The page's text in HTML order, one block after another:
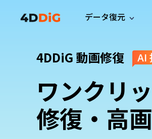
データ復元
Windows データ復元
プロ版 無料版
Mac データ復元 最新版
macOSで削除したファイルを
4DDiG File Repair
Windows管理
Windows向けディスク管理ツール
Disk Copy
ディスクをクローン
Windows Backup
新製品
サポート
ガイド・お問い合わせ
サブスク更新情報
最新のお知らせ
お問い合わせ
4DDiG 動画修復 AI
ワンクリ
修復・高